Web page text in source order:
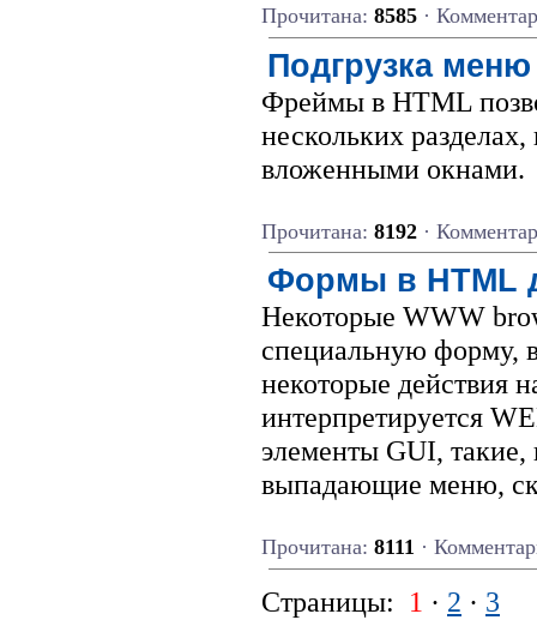
Прочитана: 8585 ·
Подгрузка
Фреймы в HTML
нескольких
вложенными окнами.
Прочитана: 8192 ·
Формы в HTML
Некоторые WWW
специальную форму,
некоторые действия
интерпретируется
элементы GUI, такие,
выпадающие меню,
Прочитана: 8111 ·
Страницы: 1 · 2 · 3